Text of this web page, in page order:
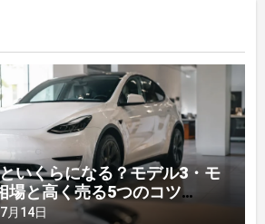
いくらになる？モデル3・モ
場と高く売る5つのコツ
月14日